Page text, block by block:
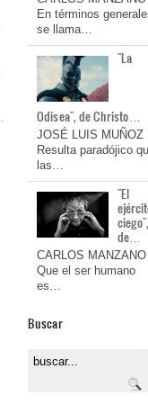
En términos
se llama…
"La
Odisea", de Christo…
JOSÉ LUIS MUÑOZ
Resulta paradójico
las…
"El
de…
CARLOS MANZANO
Que el ser humano
es…
Buscar